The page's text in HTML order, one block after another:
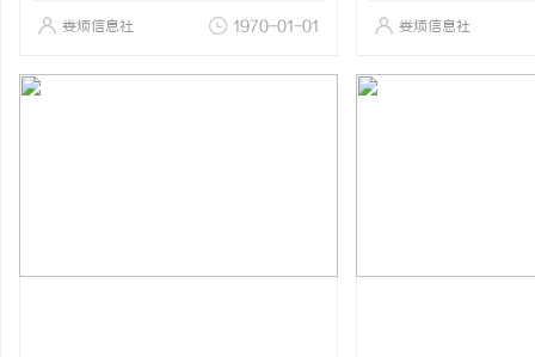
娄烦信息社 1970-01-01 娄烦信息社